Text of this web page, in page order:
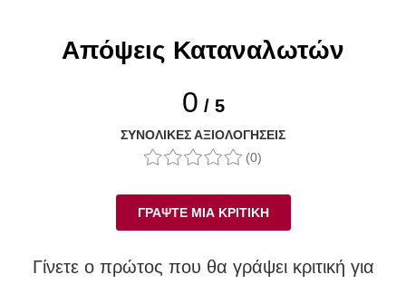
Απόψεις Καταναλωτών
0 / 5
ΣΥΝΟΛΙΚΈΣ ΑΞΙΟΛΟΓΉΣΕΙΣ
(0)
ΓΡΆΨΤΕ ΜΙΑ ΚΡΙΤΙΚΉ
Γίνετε ο πρώτος που θα γράψει κριτική για